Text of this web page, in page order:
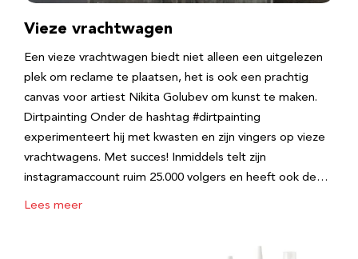
Vieze vrachtwagen
Een vieze vrachtwagen biedt niet alleen een uitgelezen
plek om reclame te plaatsen, het is ook een prachtig
canvas voor artiest Nikita Golubev om kunst te maken.
Dirtpainting Onder de hashtag #dirtpainting
experimenteert hij met kwasten en zijn vingers op vieze
vrachtwagens. Met succes! Inmiddels telt zijn
instagramaccount ruim 25.000 volgers en heeft ook de…
Lees meer